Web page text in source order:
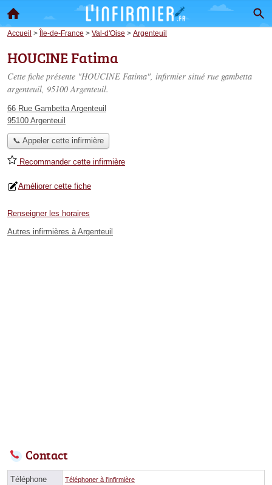
Accueil > Île-de-France > Val-d'Oise > Argenteuil
HOUCINE Fatima
Cette fiche présente "HOUCINE Fatima", infirmier situé rue gambetta
argenteuil, 95100 Argenteuil.
66 Rue Gambetta Argenteuil
95100 Argenteuil
📞 Appeler cette infirmière
Recommander cette infirmière
Améliorer cette fiche
Renseigner les horaires
Autres infirmières à Argenteuil
Contact
Téléphone Téléphoner à l'infirmière